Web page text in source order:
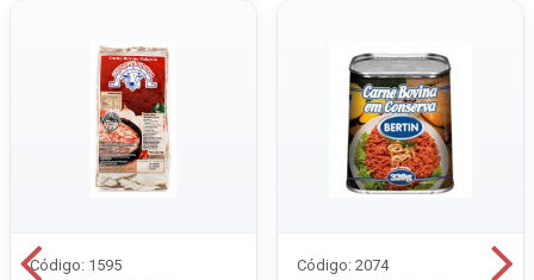
Código: 1595 Código: 2074